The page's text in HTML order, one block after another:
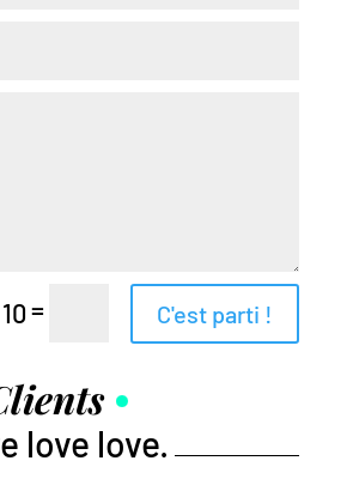
= C'est parti !
love love.